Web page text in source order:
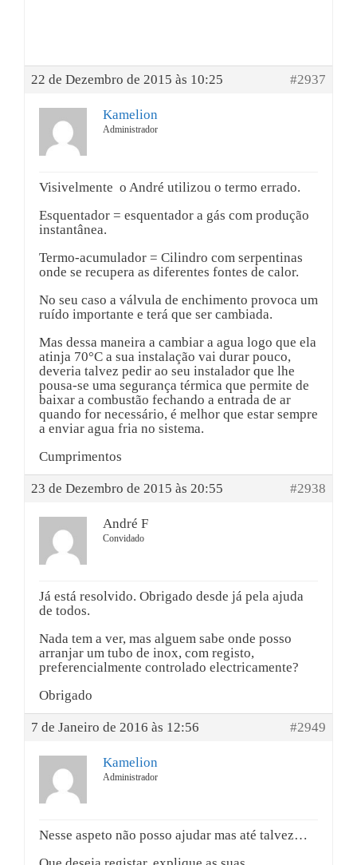
22 de Dezembro de 2015 às 10:25 #2937
Kamelion
Administrador
Visivelmente o André utilizou o termo errado.
Esquentador = esquentador a gás com produção
instantânea.
Termo-acumulador = Cilindro com serpentinas
onde se recupera as diferentes fontes de calor.
No seu caso a válvula de enchimento provoca um
ruído importante e terá que ser cambiada.
Mas dessa maneira a cambiar a agua logo que ela
atinja 70°C a sua instalação vai durar pouco,
deveria talvez pedir ao seu instalador que lhe
pousa-se uma segurança térmica que permite de
baixar a combustão fechando a entrada de ar
quando for necessário, é melhor que estar sempre
a enviar agua fria no sistema.
Cumprimentos
23 de Dezembro de 2015 às 20:55 #2938
André F
Convidado
Já está resolvido. Obrigado desde já pela ajuda
de todos.
Nada tem a ver, mas alguem sabe onde posso
arranjar um tubo de inox, com registo,
preferencialmente controlado electricamente?
Obrigado
7 de Janeiro de 2016 às 12:56 #2949
Kamelion
Administrador
Nesse aspeto não posso ajudar mas até talvez…